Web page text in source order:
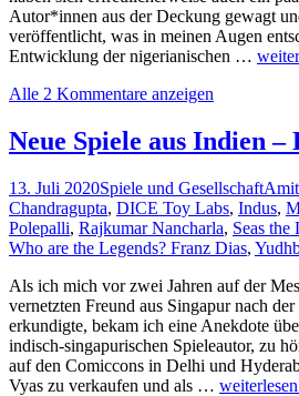
Autor*innen aus der Deckung gewagt
veröffentlicht, was in meinen Augen
Entwicklung der nigerianischen …
Alle 2 Kommentare anzeigen
Neue Spiele aus Indien
13. Juli 2020Spiele und Gesellschaft
Chandragupta, DICE Toy Labs, Indus,
Polepalli, Rajkumar Nancharla, Seas the
Who are the Legends? Franz Dias,
Als ich mich vor zwei Jahren auf der
vernetzten Freund aus Singapur nach
erkundigte, bekam ich eine Anekdote
indisch-singapurischen Spieleautor, zu
auf den Comiccons in Delhi und
Vyas zu verkaufen und als … Neue
weiterlesen